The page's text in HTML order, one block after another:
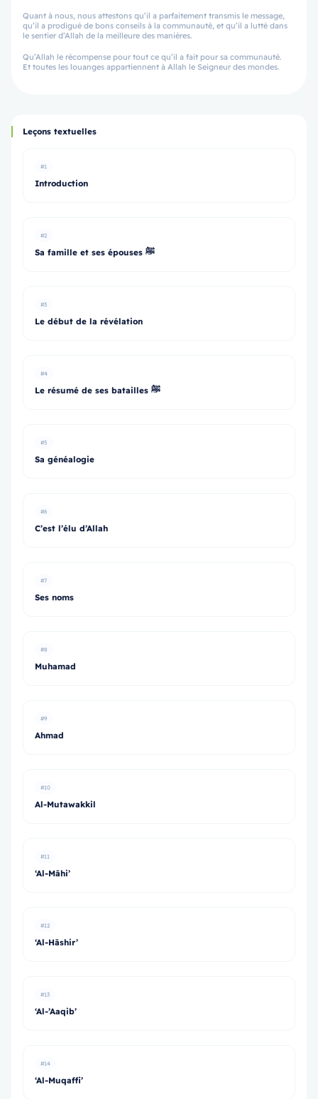
Quant à nous, nous attestons qu’il a parfaitement transmis le message,
qu’il a prodigué de bons conseils à la communauté, et qu’il a lutté dans
le sentier d’Allah de la meilleure des manières.
Qu’Allah le récompense pour tout ce qu’il a fait pour sa communauté.
Et toutes les louanges appartiennent à Allah le Seigneur des mondes.
Leçons textuelles
#1
Introduction
#2
Sa famille et ses épouses ﷺ
#3
Le début de la révélation
#4
Le résumé de ses batailles ﷺ
#5
Sa généalogie
#6
C’est l’élu d’Allah
#7
Ses noms
#8
Muhamad
#9
Ahmad
#10
Al-Mutawakkil
#11
‘Al-Māhi’
#12
‘Al-Hāshir’
#13
‘Al-’Aaqib’
#14
‘Al-Muqaffi’